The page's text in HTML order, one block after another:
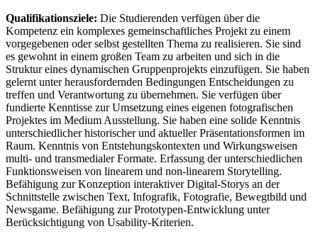
Qualifikationsziele: Die Studierenden verfügen über die
Kompetenz ein komplexes gemeinschaftliches Projekt zu einem
vorgegebenen oder selbst gestellten Thema zu realisieren. Sie sind
es gewohnt in einem großen Team zu arbeiten und sich in die
Struktur eines dynamischen Gruppenprojekts einzufügen. Sie haben
gelernt unter herausfordernden Bedingungen Entscheidungen zu
treffen und Verantwortung zu übernehmen. Sie verfügen über
fundierte Kenntisse zur Umsetzung eines eigenen fotografischen
Projektes im Medium Ausstellung. Sie haben eine solide Kenntnis
unterschiedlicher historischer und aktueller Präsentationsformen im
Raum. Kenntnis von Entstehungskontexten und Wirkungsweisen
multi- und transmedialer Formate. Erfassung der unterschiedlichen
Funktionsweisen von linearem und non-linearem Storytelling.
Befähigung zur Konzeption interaktiver Digital-Storys an der
Schnittstelle zwischen Text, Infografik, Fotografie, Bewegtbild und
Newsgame. Befähigung zur Prototypen-Entwicklung unter
Berücksichtigung von Usability-Kriterien.